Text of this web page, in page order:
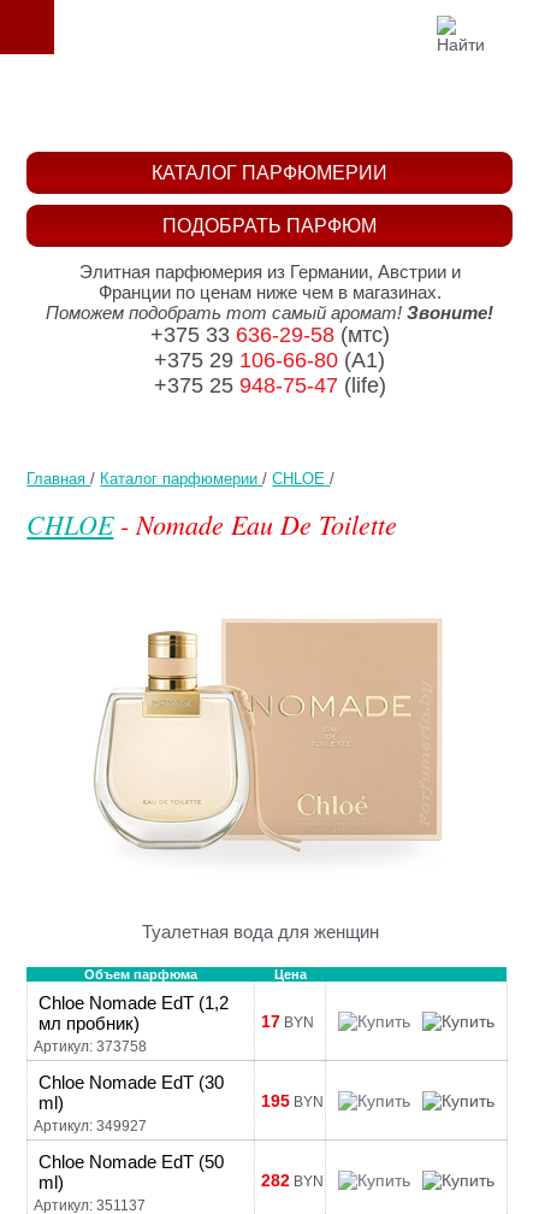
Главная / Каталог парфюмерии /CHLOE /
CHLOE- Nomade Eau De Toilette
Туалетная вода для женщин
Объем парфюма Цена
Chloe Nomade EdT (1,2
мл пробник)
Артикул: 373758
17 BYN
Chloe Nomade EdT (30
ml)
Артикул: 349927
195 BYN
Chloe Nomade EdT (50
ml)
Артикул: 351137
282 BYN
ПОДОБРАТЬ ПАРФЮМ
КАТАЛОГ ПАРФЮМЕРИИ
Элитная парфюмерия из Германии, Австрии и
Франции по ценам ниже чем в магазинах.
Поможем подобрать тот самый аромат! Звоните!
+375 33 636-29-58(мтс)
+375 29 106-66-80 (A1)
+375 25 948-75-47(life)